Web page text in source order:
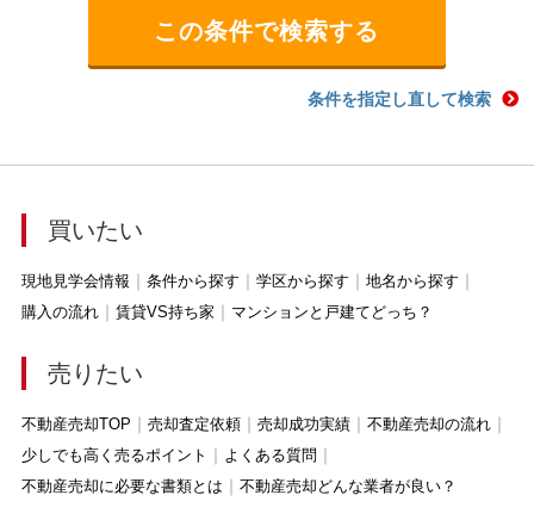
条件を指定し直して検索
買いたい
現地見学会情報 条件から探す 学区から探す
地名から探す
購入の流れ
賃貸VS持ち家 マンションと戸建てどっち？
売りたい
不動産売却TOP 売却査定依頼 売却成功実績
不動産売却の流れ
少しでも高く売るポイント
よくある質問
不動産売却に必要な書類とは
不動産売却どんな業者が良い？